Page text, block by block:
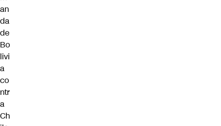
an
da
de
Bo
livi
a
co
ntr
a
Ch